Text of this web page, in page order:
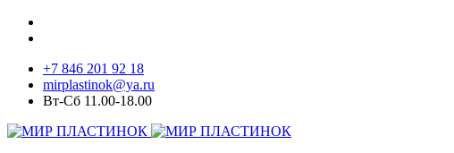
+7 846 201 92 18
mirplastinok@ya.ru
Вт-Сб 11.00-18.00